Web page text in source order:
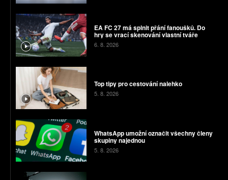
EA FC 27 má splnit přání fanoušků. Do
hry se vrací skenování vlastní tváře
6. 8. 2026
Top tipy pro cestování nalehko
5. 8. 2026
WhatsApp umožní označit všechny členy
skupiny najednou
5. 8. 2026